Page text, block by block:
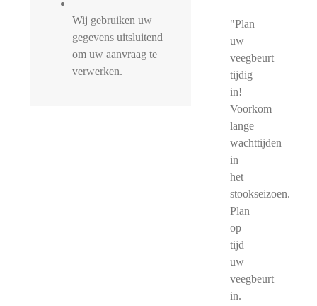
Wij gebruiken uw
gegevens uitsluitend
om uw aanvraag te
verwerken.
"Plan
uw
veegbeurt
tijdig
in!
Voorkom
lange
wachttijden
in
het
stookseizoen.
Plan
op
tijd
uw
veegbeurt
in.